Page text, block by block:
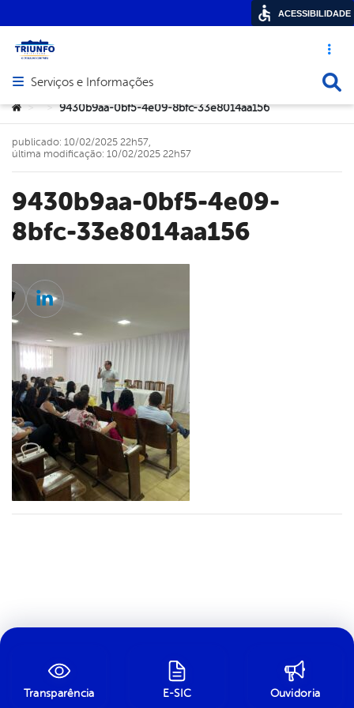
Acesso
Abrir menu principal de navegação
Serviços e Informações
Você está aqui:
> > 9430b9aa-0bf5-4e09-8bfc-33e8014aa156
9430b9aa-0bf5-4e09-
8bfc-33e8014aa156
publicado: 10/02/2025 22h57,
última modificação: 10/02/2025 22h57
TwitterLinkedin
Transparência E-SIC Ouvidoria
ACESSIBILIDADE